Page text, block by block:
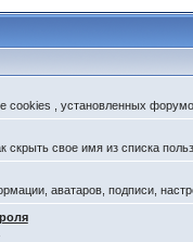
cookies , установленных
скрыть свое имя из списка
аватаров, подписи,